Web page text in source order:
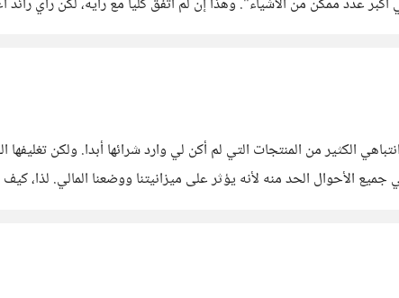
الكثير من المنتجات التي لم أكن لي وارد شرائها أبدا. ولكن تغليفها
جميع الأحوال الحد منه لأنه يؤثر على ميزانيتنا ووضعنا المالي.